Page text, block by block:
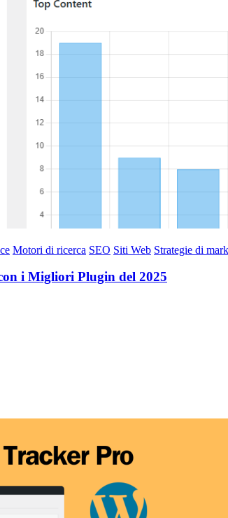
Motori di ricerca SEO Siti Web Strategie di
i Migliori Plugin del 2025